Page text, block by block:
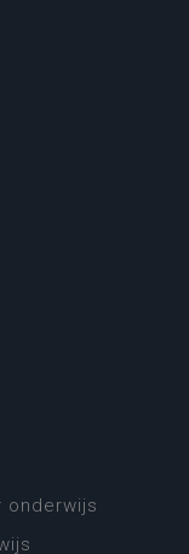
onderwijs